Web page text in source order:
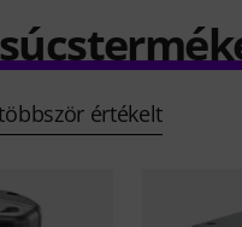
értékelt